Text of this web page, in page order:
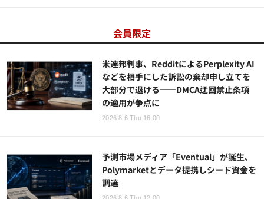
会員限定
米連邦判事、RedditによるPerplexity AI
などを相手にした訴訟の棄却申し立てを
大部分で退ける——DMCA迂回禁止条項
の適用が争点に
2026.8.6 Thu 16:00
予測市場メディア「Eventual」が誕生、
Polymarketとデータ提携しシード資金を
調達